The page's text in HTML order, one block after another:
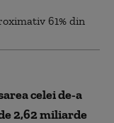
61% din
celei de-a
2,62 miliarde